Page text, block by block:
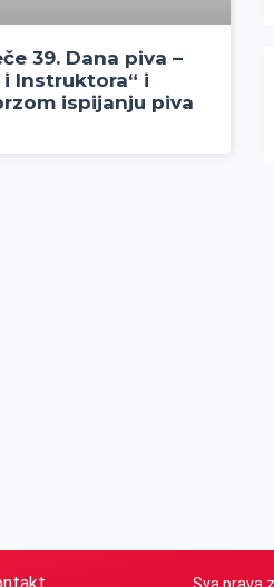
39. Dana piva –
Instruktora“ i
ispijanju piva